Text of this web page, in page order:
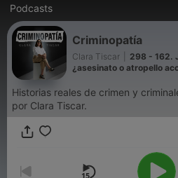
Podcasts
Criminopatía
Clara Tiscar
298 - 162.
¿asesinato o atropello
Historias reales de crimen y
por Clara Tiscar.